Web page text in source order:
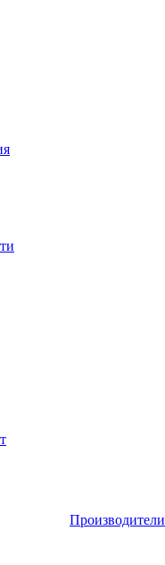
Производители